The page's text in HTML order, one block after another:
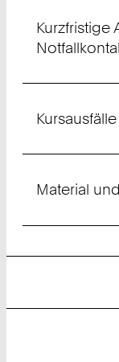
Kurzfristige
Material